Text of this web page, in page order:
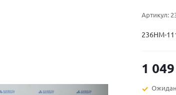
Артикул:
236НМ-
1 049